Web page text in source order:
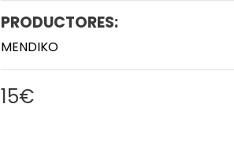
PRODUCTORES:
MENDIKO
15€